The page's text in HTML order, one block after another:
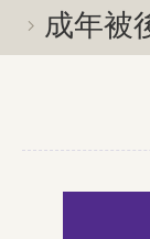
成年被